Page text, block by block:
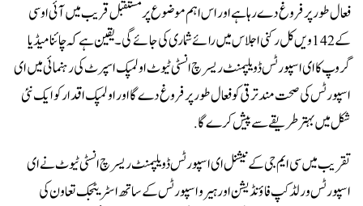
فعال طور پر فروغ دے رہا ہے اور اس اہم موضوع پر مستقبل قریب میں آئی او سی
کے 142 ویں کل رکنی اجلاس میں رائے شماری کی جائے گی۔ یقین ہے کہ چائنا میڈیا
گروپ کا ای اسپورٹس ڈویلپمنٹ ریسرچ انسٹی ٹیوٹ اولمپک اسپرٹ کی رہنمائی میں ای
اسپورٹس کی صحت مند ترقی کو فعال طور پر فروغ دے گا اور اولمپک اقدار کو ایک نئی
شکل میں بہتر طریقے سے پیش کرے گا.
تقریب میں سی ایم جی کے نیشنل ای اسپورٹس ڈویلپمنٹ ریسرچ انسٹی ٹیوٹ نے ای
اسپورٹس ورلڈ کپ فاؤنڈیشن اور ہیرو اسپورٹس کے ساتھ اسٹریٹجک تعاون کی